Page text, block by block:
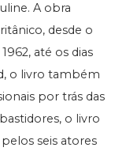
A obra
desde o
até os dias
o livro também
por trás das
o livro
seis atores